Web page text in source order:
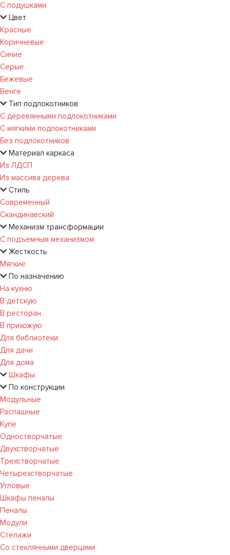
С подушками
Цвет
Красные
Коричневые
Синие
Серые
Бежевые
Венге
Тип подлокотников
С деревянными подлокотниками
С мягкими подлокотниками
Без подлокотников
Материал каркаса
Из ЛДСП
Из массива дерева
Стиль
Современный
Скандинавский
Механизм трансформации
С подъемным механизмом
Жесткость
Мягкие
По назначению
На кухню
В детскую
В ресторан
В прихожую
Для библиотеки
Для дачи
Для дома
Шкафы
По конструкции
Модульные
Распашные
Купе
Одностворчатые
Двухстворчатые
Трехстворчатые
Четырехстворчатые
Угловые
Шкафы пеналы
Пеналы
Модули
Стелажи
Со стеклянными дверцами